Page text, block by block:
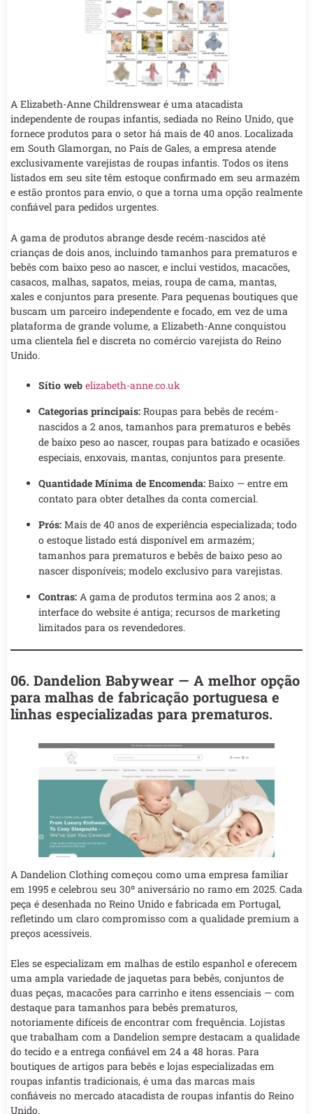
A Elizabeth-Anne Childrenswear é uma atacadista
independente de roupas infantis, sediada no Reino Unido, que
fornece produtos para o setor há mais de 40 anos. Localizada
em South Glamorgan, no País de Gales, a empresa atende
exclusivamente varejistas de roupas infantis. Todos os itens
listados em seu site têm estoque confirmado em seu armazém
e estão prontos para envio, o que a torna uma opção realmente
confiável para pedidos urgentes.
A gama de produtos abrange desde recém-nascidos até
crianças de dois anos, incluindo tamanhos para prematuros e
bebês com baixo peso ao nascer, e inclui vestidos, macacões,
casacos, malhas, sapatos, meias, roupa de cama, mantas,
xales e conjuntos para presente. Para pequenas boutiques que
buscam um parceiro independente e focado, em vez de uma
plataforma de grande volume, a Elizabeth-Anne conquistou
uma clientela fiel e discreta no comércio varejista do Reino
Unido.
Sítio web elizabeth-anne.co.uk
Categorias principais: Roupas para bebês de recém-
nascidos a 2 anos, tamanhos para prematuros e bebês
de baixo peso ao nascer, roupas para batizado e ocasiões
especiais, enxovais, mantas, conjuntos para presente.
Quantidade Mínima de Encomenda: Baixo — entre em
contato para obter detalhes da conta comercial.
Prós: Mais de 40 anos de experiência especializada; todo
o estoque listado está disponível em armazém;
tamanhos para prematuros e bebês de baixo peso ao
nascer disponíveis; modelo exclusivo para varejistas.
Contras: A gama de produtos termina aos 2 anos; a
interface do website é antiga; recursos de marketing
limitados para os revendedores.
06. Dandelion Babywear — A melhor opção
para malhas de fabricação portuguesa e
linhas especializadas para prematuros.
A Dandelion Clothing começou como uma empresa familiar
em 1995 e celebrou seu 30º aniversário no ramo em 2025. Cada
peça é desenhada no Reino Unido e fabricada em Portugal,
refletindo um claro compromisso com a qualidade premium a
preços acessíveis.
Eles se especializam em malhas de estilo espanhol e oferecem
uma ampla variedade de jaquetas para bebês, conjuntos de
duas peças, macacões para carrinho e itens essenciais — com
destaque para tamanhos para bebês prematuros,
notoriamente difíceis de encontrar com frequência. Lojistas
que trabalham com a Dandelion sempre destacam a qualidade
do tecido e a entrega confiável em 24 a 48 horas. Para
boutiques de artigos para bebês e lojas especializadas em
roupas infantis tradicionais, é uma das marcas mais
confiáveis no mercado atacadista de roupas infantis do Reino
Unido.